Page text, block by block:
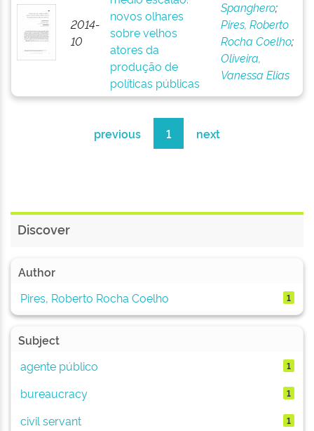
2014-
10
novos olhares
sobre velhos
atores da
produção de
políticas públicas
Spanghero;
Pires, Roberto
Rocha Coelho;
Oliveira,
Vanessa Elias
previous 1 next
Discover
Author
Pires, Roberto Rocha Coelho
1
Subject
agente público
1
bureaucracy 1
civil servant 1